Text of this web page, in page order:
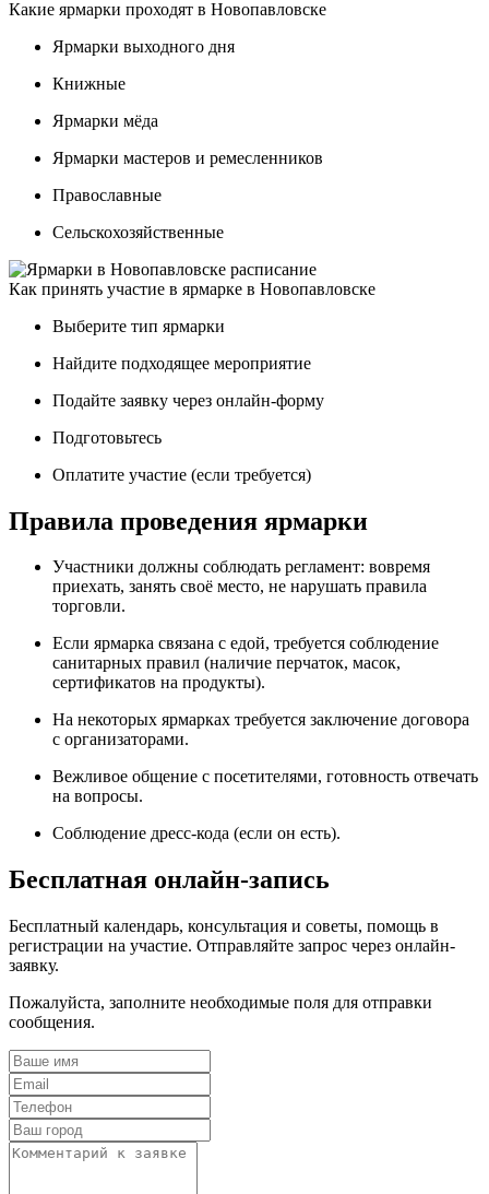
Какие ярмарки проходят в Новопавловске
Ярмарки выходного дня
Книжные
Ярмарки мёда
Ярмарки мастеров и ремесленников
Православные
Сельскохозяйственные
Как принять участие в ярмарке в Новопавловске
Выберите тип ярмарки
Найдите подходящее мероприятие
Подайте заявку через онлайн-форму
Подготовьтесь
Оплатите участие (если требуется)
Правила проведения ярмарки
Участники должны соблюдать регламент: вовремя
приехать, занять своё место, не нарушать правила
торговли.
Если ярмарка связана с едой, требуется соблюдение
санитарных правил (наличие перчаток, масок,
сертификатов на продукты).
На некоторых ярмарках требуется заключение договора
с организаторами.
Вежливое общение с посетителями, готовность отвечать
на вопросы.
Соблюдение дресс-кода (если он есть).
Бесплатная онлайн-запись
Бесплатный календарь, консультация и советы, помощь в
регистрации на участие. Отправляйте запрос через онлайн-
заявку.
Пожалуйста, заполните необходимые поля для отправки
сообщения.